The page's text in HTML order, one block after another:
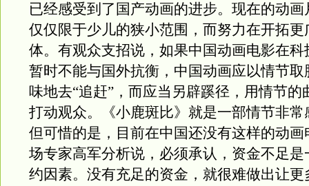
已经感受到了国产动画的进步。现在的动
仅仅限于少儿的狭小范围，而努力在开拓更
体。有观众支招说，如果中国动画电影在科
暂时不能与国外抗衡，中国动画应以情节取
味地去“追赶”，而应当另辟蹊径，用情节的
打动观众。《小鹿斑比》就是一部情节非常
但可惜的是，目前在中国还没有这样的动画
场专家高军分析说，必须承认，资金不足是
约因素。没有充足的资金，就很难做出让更